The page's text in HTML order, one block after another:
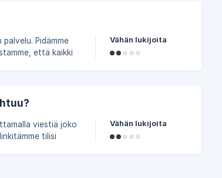
Pidämme
että kaikki
jälkeen
Vähän lukijoita
viestiä joko
tilisi
Vähän lukijoita